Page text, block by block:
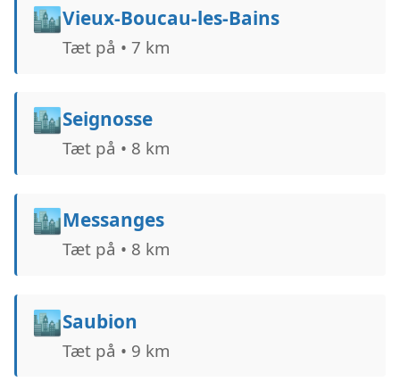
🏙️Vieux-Boucau-les-Bains
Tæt på • 7 km
🏙️Seignosse
Tæt på • 8 km
🏙️Messanges
Tæt på • 8 km
🏙️Saubion
Tæt på • 9 km